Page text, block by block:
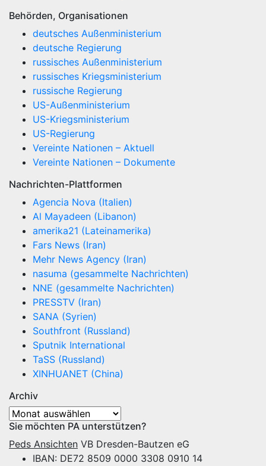
Behörden, Organisationen
deutsches Außenministerium
deutsche Regierung
russisches Außenministerium
russisches Kriegsministerium
russische Regierung
US-Außenministerium
US-Kriegsministerium
US-Regierung
Vereinte Nationen – Aktuell
Vereinte Nationen – Dokumente
Nachrichten-Plattformen
Agencia Nova (Italien)
Al Mayadeen (Libanon)
amerika21 (Lateinamerika)
Fars News (Iran)
Mehr News Agency (Iran)
nasuma (gesammelte Nachrichten)
NNE (gesammelte Nachrichten)
PRESSTV (Iran)
SANA (Syrien)
Southfront (Russland)
Sputnik International
TaSS (Russland)
XINHUANET (China)
Archiv
Archiv
Sie möchten PA unterstützen?
Peds Ansichten VB Dresden-Bautzen eG
IBAN: DE72 8509 0000 3308 0910 14